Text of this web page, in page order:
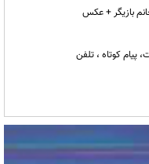
بازیگر + عکس
پیام کوتاه ، تلفن